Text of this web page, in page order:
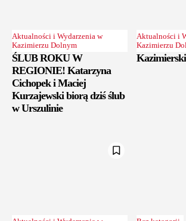
Aktualności i Wydarzenia w
Kazimierzu Dolnym
ŚLUB ROKU W
REGIONIE! Katarzyna
Cichopek i Maciej
Kurzajewski biorą dziś ślub
w Urszulinie
Aktualności i
Kazimierzu